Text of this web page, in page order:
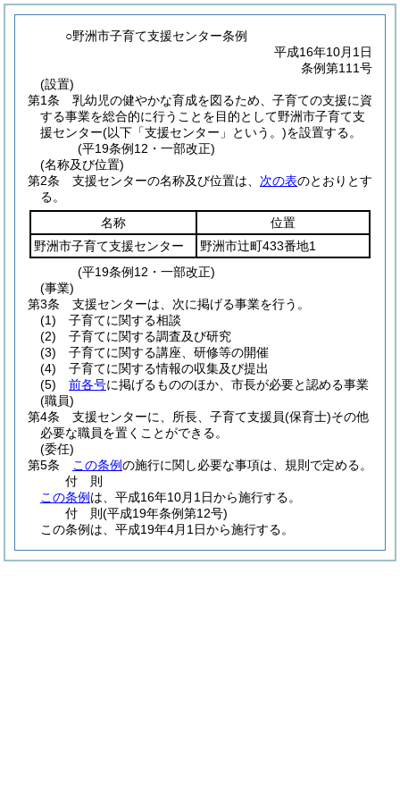
○野洲市子育て支援センター条例
平成16年10月1日
条例第111号
(設置)
第1条
乳幼児の健やかな育成を図るため、子育ての支援に資
する事業を総合的に行うことを目的として野洲市子育て支
援センター(以下「支援センター」という。)を設置する。
(平19条例12・一部改正)
(名称及び位置)
第2条
支援センターの名称及び位置は、 次の表のとおりとす
る。
名称
位置
野洲市子育て支援センター
野洲市辻町433番地1
(平19条例12・一部改正)
(事業)
第3条
支援センターは、次に掲げる事業を行う。
(1)
子育てに関する相談
(2)
子育てに関する調査及び研究
(3)
子育てに関する講座、研修等の開催
(4)
子育てに関する情報の収集及び提出
(5)
前各号に掲げるもののほか、市長が必要と認める事業
(職員)
第4条
支援センターに、所長、子育て支援員(保育士)その他
必要な職員を置くことができる。
(委任)
第5条
この条例の施行に関し必要な事項は、規則で定める。
付 則
この条例 は、平成16年10月1日から施行する。
付 則(平成19年条例第12号)
この条例は、平成19年4月1日から施行する。